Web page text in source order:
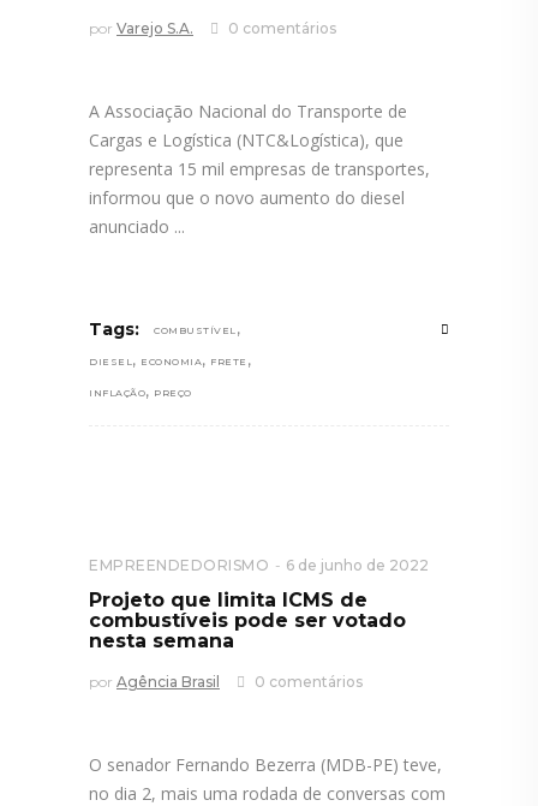
por Varejo S.A. 0 comentários
A Associação Nacional do Transporte de
Cargas e Logística (NTC&Logística), que
representa 15 mil empresas de transportes,
informou que o novo aumento do diesel
anunciado
Tags: COMBUSTÍVEL ,
DIESEL, ECONOMIA, FRETE ,
INFLAÇÃO, PREÇO
EMPREENDEDORISMO 6 de junho de 2022
Projeto que limita ICMS de
combustíveis pode ser votado
nesta semana
por Agência Brasil 0 comentários
O senador Fernando Bezerra (MDB-PE) teve,
no dia 2, mais uma rodada de conversas com